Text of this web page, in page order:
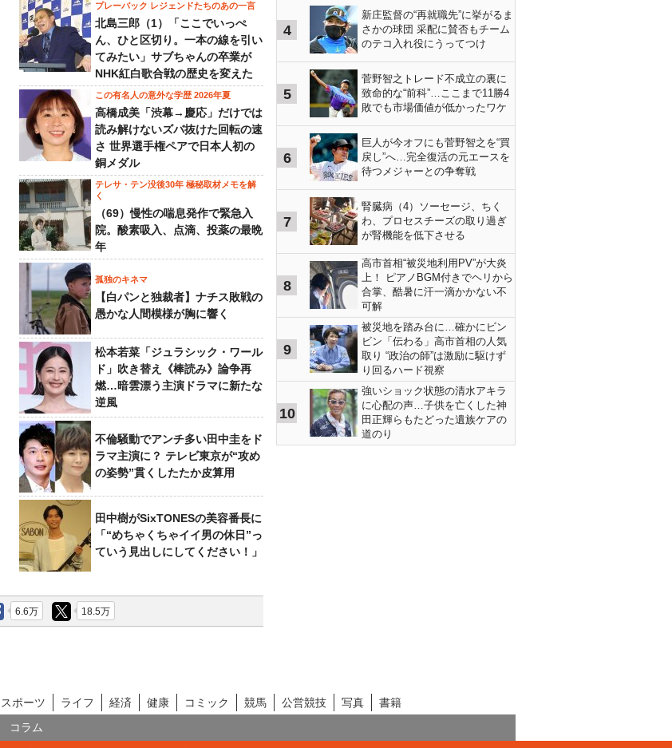
プレーバック レジェンドたちのあの一言
北島三郎（1）「ここでいっぺ
ん、ひと区切り。一本の線を引い
てみたい」サブちゃんの卒業が
NHK紅白歌合戦の歴史を変えた
この有名人の意外な学歴 2026年夏
高橋成美「渋幕→慶応」だけでは
読み解けないズバ抜けた回転の速
さ 世界選手権ペアで日本人初の
銅メダル
テレサ・テン没後30年 極秘取材メモを解
く
（69）慢性の喘息発作で緊急入
院。酸素吸入、点滴、投薬の最晩
年
孤独のキネマ
【白パンと独裁者】ナチス敗戦の
愚かな人間模様が胸に響く
松本若菜「ジュラシック・ワール
ド」吹き替え《棒読み》論争再
燃…暗雲漂う主演ドラマに新たな
逆風
不倫騒動でアンチ多い田中圭をド
ラマ主演に？ テレビ東京が“攻め
の姿勢”貫くしたたか皮算用
田中樹がSixTONESの美容番長に
「“めちゃくちゃイイ男の休日”っ
ていう見出しにしてください！」
6.6万 18.5万
4
新庄監督の“再就職先”に挙がるま
さかの球団 采配に賛否もチーム
のテコ入れ役にうってつけ
5
菅野智之トレード不成立の裏に
致命的な“前科”…ここまで11勝4
敗でも市場価値が低かったワケ
6
巨人が今オフにも菅野智之を“買
戻し”へ…完全復活の元エースを
待つメジャーとの争奪戦
7
腎臓病（4）ソーセージ、ちく
わ、プロセスチーズの取り過ぎ
が腎機能を低下させる
8
高市首相“被災地利用PV”が大炎
上！ ピアノBGM付きでヘリから
合掌、酷暑に汗一滴かかない不
可解
9
被災地を踏み台に…確かにビン
ビン「伝わる」高市首相の人気
取り “政治の師”は激励に駆けず
り回るハード視察
10
強いショック状態の清水アキラ
に心配の声…子供を亡くした神
田正輝らもたどった遺族ケアの
道のり
スポーツ ライフ 経済 健康 コミック 競馬 公営競技 写真
書籍
コラム